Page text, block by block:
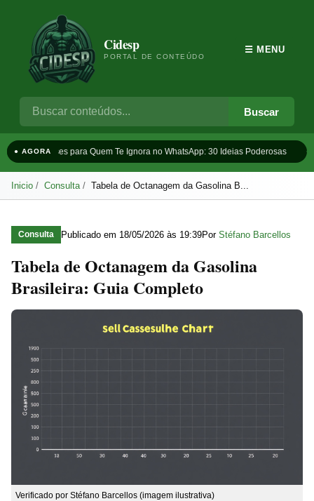
Cidesp
PORTAL DE CONTEÚDO
Buscar
☰ MENU
● AGORAFrases para Quem Te Ignora no WhatsApp: 30 Ideias Poderosas
Inicio Consulta Tabela de Octanagem da Gasolina B...
Consulta Publicado em 18/05/2026 às 19:39Por Stéfano Barcellos
Tabela de Octanagem da Gasolina
Brasileira: Guia Completo
Verificado por Stéfano Barcellos (imagem ilustrativa)